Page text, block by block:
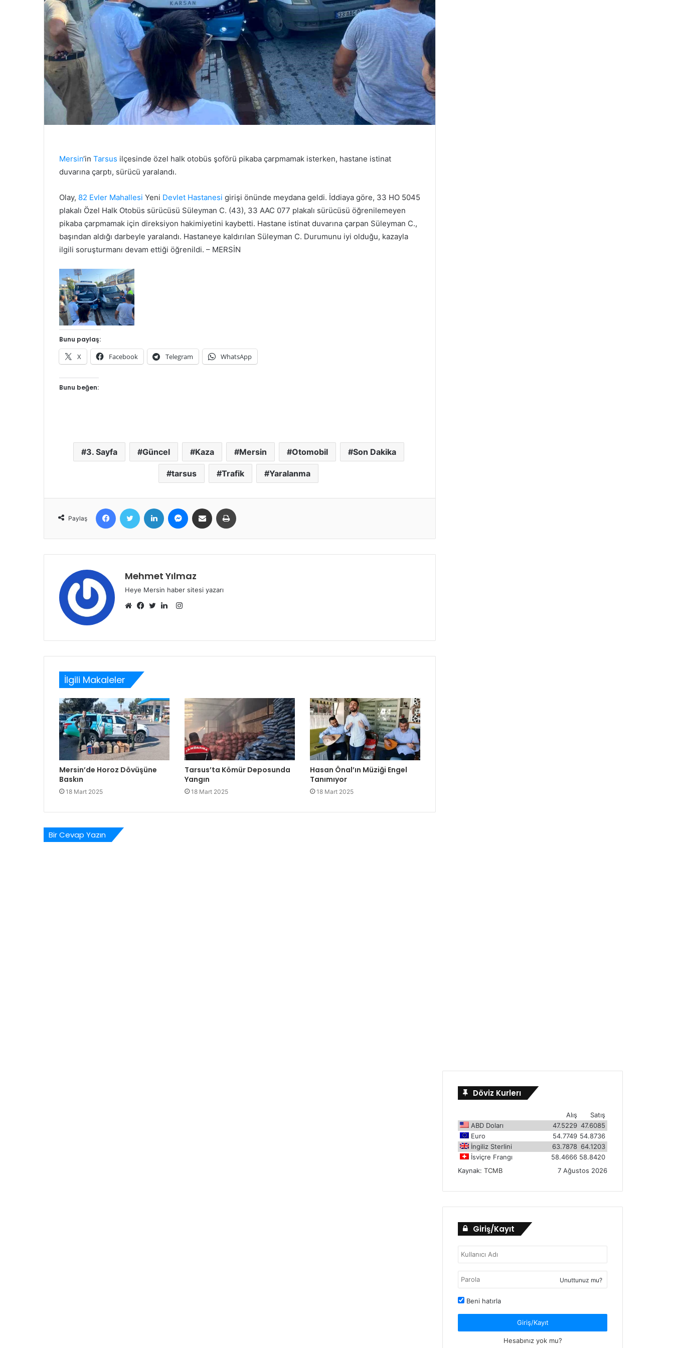
Mersin‘in Tarsus ilçesinde özel halk otobüs şoförü pikaba çarpmamak isterken, hastane istinat
duvarına çarptı, sürücü yaralandı.
Olay, 82 Evler Mahallesi Yeni Devlet Hastanesi girişi önünde meydana geldi. İddiaya göre, 33 HO 5045
plakalı Özel Halk Otobüs sürücüsü Süleyman C. (43), 33 AAC 077 plakalı sürücüsü öğrenilemeyen
pikaba çarpmamak için direksiyon hakimiyetini kaybetti. Hastane istinat duvarına çarpan Süleyman C.,
başından aldığı darbeyle yaralandı. Hastaneye kaldırılan Süleyman C. Durumunu iyi olduğu, kazayla
ilgili soruşturmanı devam ettiği öğrenildi. – MERSİN
Bunu paylaş:
X Facebook Telegram WhatsApp
Bunu beğen:
3. Sayfa Güncel Kaza Mersin Otomobil Son Dakika
tarsus Trafik Yaralanma
Paylaş
FacebookTwitter LinkedIn MessengerE-Posta ile paylaş
Mehmet Yılmaz
Heye Mersin haber sitesi yazarı
Instagram
İlgili Makaleler
Mersin’de Horoz Dövüşüne
Baskın
18 Mart 2025
Tarsus’ta Kömür Deposunda
Yangın
18 Mart 2025
Hasan Önal’ın Müziği Engel
Tanımıyor
18 Mart 2025
Bir Cevap Yazın
Döviz Kurlerı
Satış
Alış
ABD Doları
47.6085
47.5229
Euro
54.8736
54.7749
İngiliz Sterlini
64.1203
63.7878
İsviçre Frangı
58.8420
58.4666
Kaynak:TCMB 7 Ağustos 2026
Giriş/Kayıt
Unuttunuz mu?
Beni hatırla
Giriş/Kayıt
Hesabınız yok mu?